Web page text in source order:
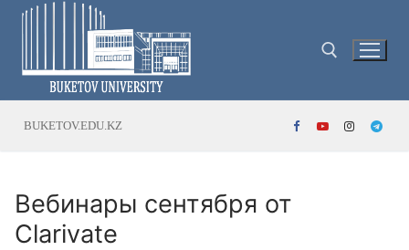
Перейти
содержимому
BUKETOV.EDU.KZ
Вебинары сентября от
Clarivate